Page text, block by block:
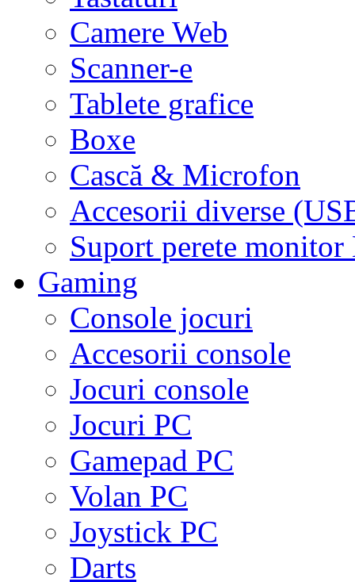
Camere Web
Scanner-e
Tablete grafice
Boxe
Cască & Microfon
Accesorii diverse
Suport perete
Gaming
Console jocuri
Accesorii console
Jocuri console
Jocuri PC
Gamepad PC
Volan PC
Joystick PC
Darts